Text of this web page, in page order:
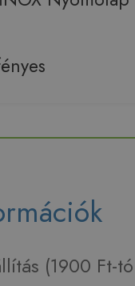
(1900 Ft-